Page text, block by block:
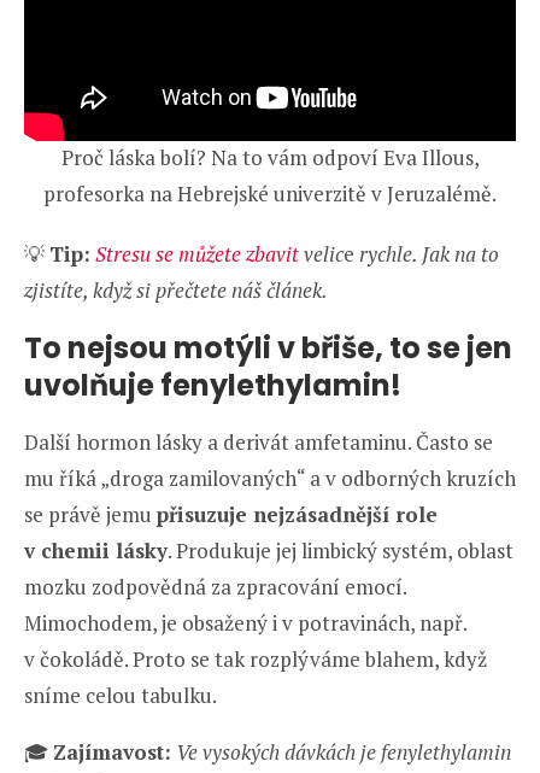
Proč láska bolí? Na to vám odpoví Eva Illous,
profesorka na Hebrejské univerzitě v Jeruzalémě.
💡 Tip: Stresu se můžete zbavitvelice rychle. Jak na to
zjistíte, když si přečtete náš článek.
To nejsou motýli v břiše, to se jen
uvolňuje fenylethylamin!
Další hormon lásky a derivát amfetaminu. Často se
mu říká „droga zamilovaných“ a v odborných kruzích
se právě jemu přisuzuje nejzásadnější role
v chemii lásky. Produkuje jej limbický systém, oblast
mozku zodpovědná za zpracování emocí.
Mimochodem, je obsažený i v potravinách, např.
v čokoládě. Proto se tak rozplýváme blahem, když
sníme celou tabulku.
🎓 Zajímavost: Ve vysokých dávkách je fenylethylamin